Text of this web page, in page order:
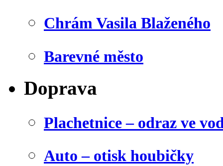
Chrám Vasila Blaženého
Barevné město
Doprava
Plachetnice – odraz ve
Auto – otisk houbičky